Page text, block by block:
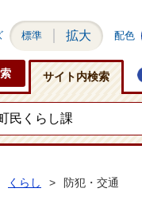
標準 拡大 配色
サイト内検索
くらし > 防犯・交通